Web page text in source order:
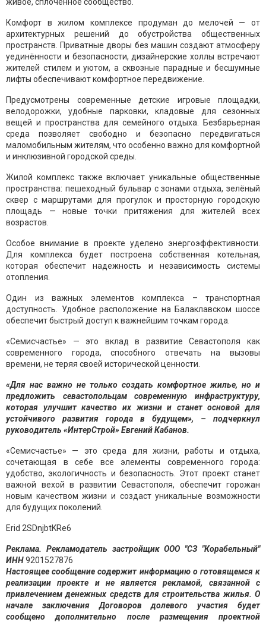
Комфорт в жилом комплексе продуман до мелочей — от
архитектурных решений до обустройства общественных
пространств. Приватные дворы без машин создают атмосферу
уединённости и безопасности, дизайнерские холлы встречают
жителей стилем и уютом, а сквозные парадные и бесшумные
лифты обеспечивают комфортное передвижение.
Предусмотрены современные детские игровые площадки,
велодорожки, удобные парковки, кладовые для сезонных
вещей и пространства для семейного отдыха. Безбарьерная
среда позволяет свободно и безопасно передвигаться
маломобильным жителям, что особенно важно для комфортной
и инклюзивной городской среды.
Жилой комплекс также включает уникальные общественные
пространства: пешеходный бульвар с зонами отдыха, зелёный
сквер с маршрутами для прогулок и просторную городскую
площадь — новые точки притяжения для жителей всех
возрастов.
Особое внимание в проекте уделено энергоэффективности.
Для комплекса будет построена собственная котельная,
которая обеспечит надежность и независимость системы
отопления.
Один из важных элементов комплекса – транспортная
доступность. Удобное расположение на Балаклавском шоссе
обеспечит быстрый доступ к важнейшим точкам города.
«Семисчастье» — это вклад в развитие Севастополя как
современного города, способного отвечать на вызовы
времени, не теряя своей исторической ценности.
«Для нас важно не только создать комфортное жилье, но и
предложить севастопольцам современную инфраструктуру,
которая улучшит качество их жизни и станет основой для
устойчивого развития города в будущем», – подчеркнул
руководитель «ИнтерСтрой» Евгений Кабанов.
«Семисчастье» — это среда для жизни, работы и отдыха,
сочетающая в себе все элементы современного города:
удобство, экологичность и безопасность. Этот проект станет
важной вехой в развитии Севастополя, обеспечит горожан
новым качеством жизни и создаст уникальные возможности
для будущих поколений.
Erid 2SDnjbtKRe6
Реклама. Рекламодатель застройщик ООО "СЗ "Корабельный"
ИНН9201527876
Настоящее сообщение содержит информацию о готовящемся к
реализации проекте и не является рекламой, связанной с
привлечением денежных средств для строительства жилья. О
начале заключения Договоров долевого участия будет
сообщено дополнительно после размещения проектной